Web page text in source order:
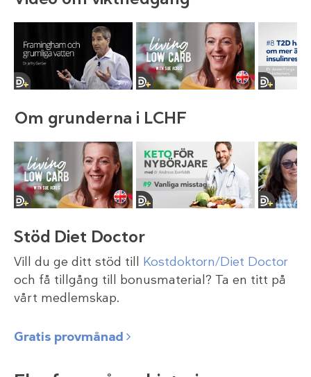
Om grunderna i LCHF
Stöd Diet Doctor
Vill du ge ditt stöd till Kostdoktorn/Diet Doctor
och få tillgång till bonusmaterial? Ta en titt på
vårt medlemskap.
Gratis provmånad